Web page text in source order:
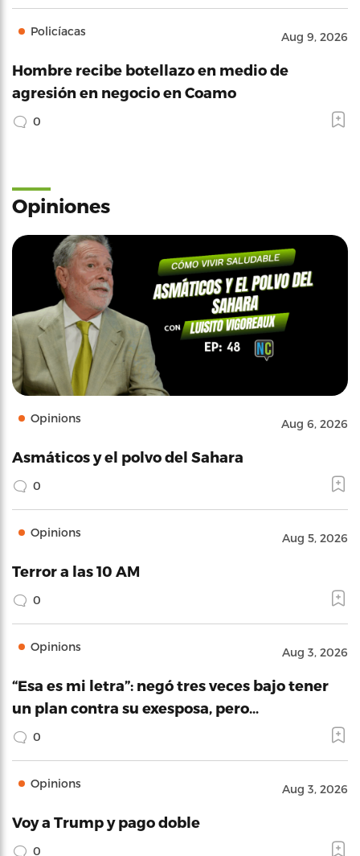
Policíacas Aug 9, 2026
Hombre recibe botellazo en medio de
agresión en negocio en Coamo
0
Opiniones
Opinions Aug 6, 2026
Asmáticos y el polvo del Sahara
0
Opinions Aug 5, 2026
Terror a las 10 AM
0
Opinions Aug 3, 2026
“Esa es mi letra”: negó tres veces bajo tener
un plan contra su exesposa, pero…
0
Opinions Aug 3, 2026
Voy a Trump y pago doble
0